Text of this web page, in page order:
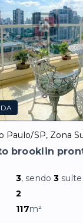
Paulo/SP, Zona
brooklin
3, sendo3
2
117m²